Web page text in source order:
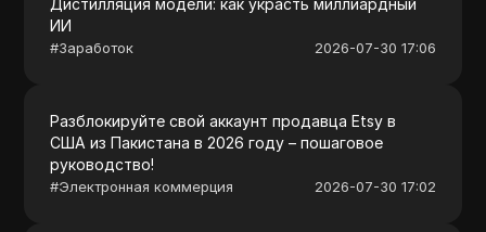
ИИ
#Заработок 2026-07-30 17:06
Разблокируйте свой аккаунт продавца Etsy в
США из Пакистана в 2026 году – пошаговое
руководство!
#Электронная коммерция 2026-07-30 17:02